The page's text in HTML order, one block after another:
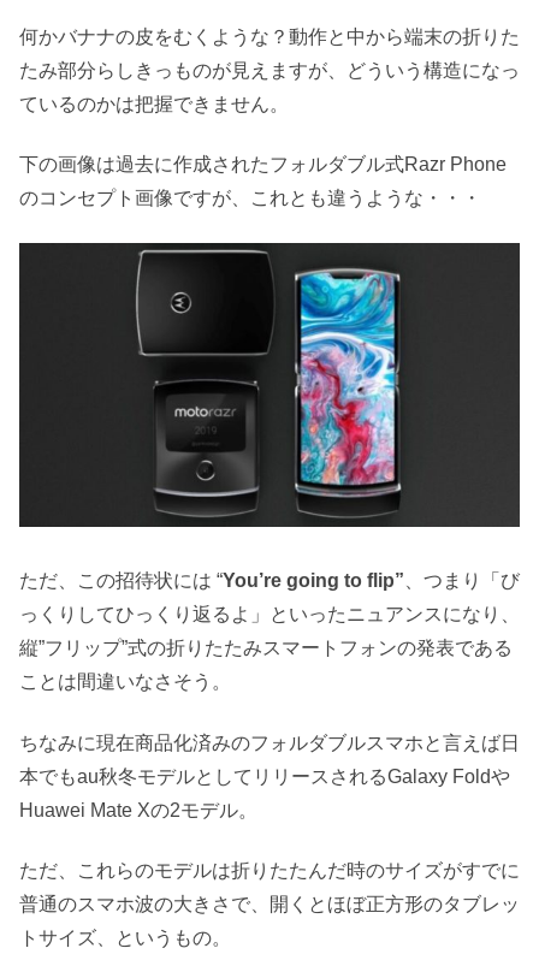
何かバナナの皮をむくような？動作と中から端末の折りた
たみ部分らしきっものが見えますが、どういう構造になっ
ているのかは把握できません。
下の画像は過去に作成されたフォルダブル式Razr Phone
のコンセプト画像ですが、これとも違うような・・・
ただ、この招待状には “You’re going to flip” 、つまり「び
っくりしてひっくり返るよ」といったニュアンスになり、
縦”フリップ”式の折りたたみスマートフォンの発表である
ことは間違いなさそう。
ちなみに現在商品化済みのフォルダブルスマホと言えば日
本でもau秋冬モデルとしてリリースされるGalaxy Foldや
Huawei Mate Xの2モデル。
ただ、これらのモデルは折りたたんだ時のサイズがすでに
普通のスマホ波の大きさで、開くとほぼ正方形のタブレッ
トサイズ、というもの。